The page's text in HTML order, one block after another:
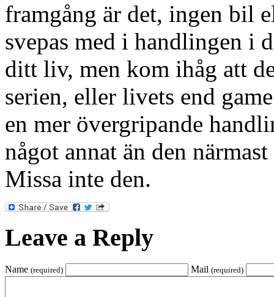
framgång är det, ingen bil
svepas med i handlingen i
ditt liv, men kom ihåg att
serien, eller livets end
en mer övergripande
något annat än den
Missa inte den.
Leave a Reply
Name (required) Mail (required)